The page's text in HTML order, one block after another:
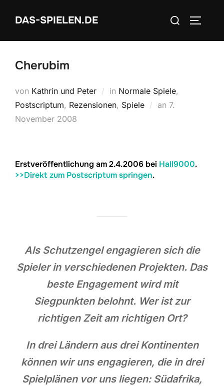
InhaltDAS-SPIELEN.DE
Suchen
Cherubim
von Kathrin und Peter in Normale Spiele,
Postscriptum, Rezensionen, Spiele an Veröffentlicht
7.
November 2008
Erstveröffentlichung am 2.4.2006 bei Hall9000.
>>Direkt zum Postscriptum springen.
Als Schutzengel engagieren sich die
Spieler in verschiedenen Projekten. Das
beste Engagement wird mit
Siegpunkten belohnt. Wer ist zur
richtigen Zeit am richtigen Ort?
In drei Ländern aus drei Kontinenten
können wir uns engagieren, die in drei
Spielplänen vor uns liegen: Südafrika,